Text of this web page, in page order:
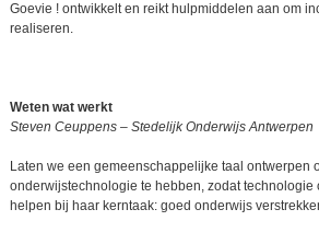
Goevie ! ontwikkelt en reikt hulpmiddelen aan om
realiseren.
Weten wat werkt
Steven Ceuppens – Stedelijk Onderwijs Antwerpen
Laten we een gemeenschappelijke taal ontwerpen
onderwijstechnologie te hebben, zodat technologie
helpen bij haar kerntaak: goed onderwijs